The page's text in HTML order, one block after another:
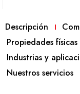
Descripción
Propiedades físicas
Industrias y
Nuestros servicios